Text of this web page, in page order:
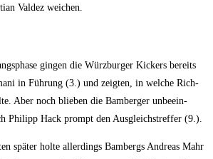
Val­dez weichen.
gin­gen die Würz­bur­ger Kickers bereits
in Füh­rung (3.) und zeig­ten, in wel­che Rich­
Aber noch blie­ben die Bam­ber­ger unbe­ein­
Phil­ipp Hack prompt den Aus­gleichs­tref­fer (9.).
spä­ter hol­te aller­dings Bam­bergs Andre­as Mahr